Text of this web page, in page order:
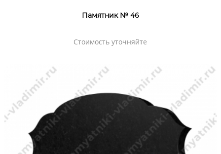
Памятник № 46
Стоимость уточняйте